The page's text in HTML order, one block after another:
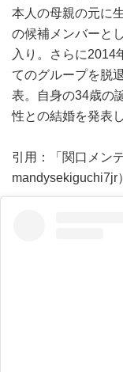
本人の母親の元に
の候補メンバーと
入り。さらに2014
てのグループを脱
表。自身の34歳の
性との結婚を発表し
引用：「関口メン
mandysekiguchi7jr）